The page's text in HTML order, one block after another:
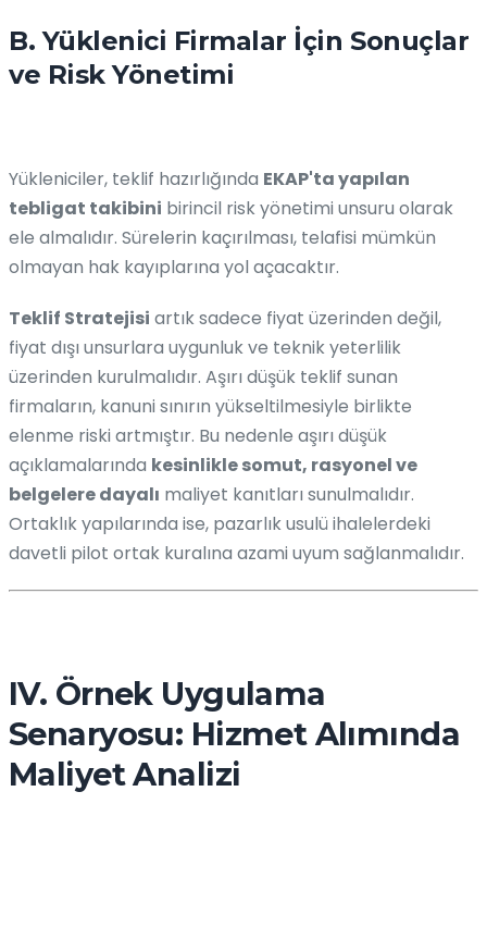
B. Yüklenici Firmalar İçin Sonuçlar
ve Risk Yönetimi
Yükleniciler, teklif hazırlığında EKAP'ta yapılan
tebligat takibini birincil risk yönetimi unsuru olarak
ele almalıdır. Sürelerin kaçırılması, telafisi mümkün
olmayan hak kayıplarına yol açacaktır.
Teklif Stratejisi artık sadece fiyat üzerinden değil,
fiyat dışı unsurlara uygunluk ve teknik yeterlilik
üzerinden kurulmalıdır. Aşırı düşük teklif sunan
firmaların, kanuni sınırın yükseltilmesiyle birlikte
elenme riski artmıştır. Bu nedenle aşırı düşük
açıklamalarında kesinlikle somut, rasyonel ve
belgelere dayalı maliyet kanıtları sunulmalıdır.
Ortaklık yapılarında ise, pazarlık usulü ihalelerdeki
davetli pilot ortak kuralına azami uyum sağlanmalıdır.
IV. Örnek Uygulama
Senaryosu: Hizmet Alımında
Maliyet Analizi